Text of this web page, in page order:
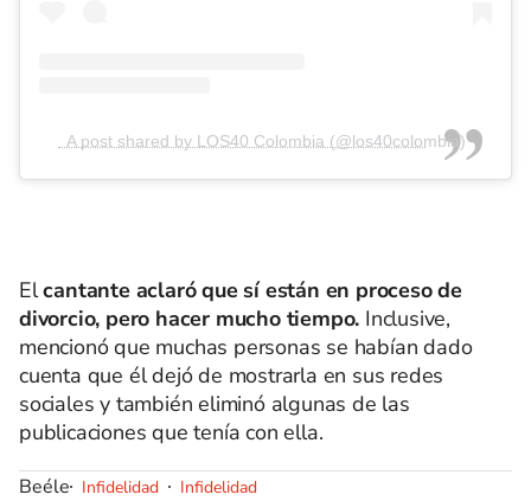
A post shared by LOS40 Colombia (@los40colombia)
Elcantante aclaró que sí están en proceso de
divorcio, pero hacer mucho tiempo. Inclusive,
mencionó que muchas personas se habían dado
cuenta que él dejó de mostrarla en sus redes
sociales y también eliminó algunas de las
publicaciones que tenía con ella.
Beéle Infidelidad Infidelidad